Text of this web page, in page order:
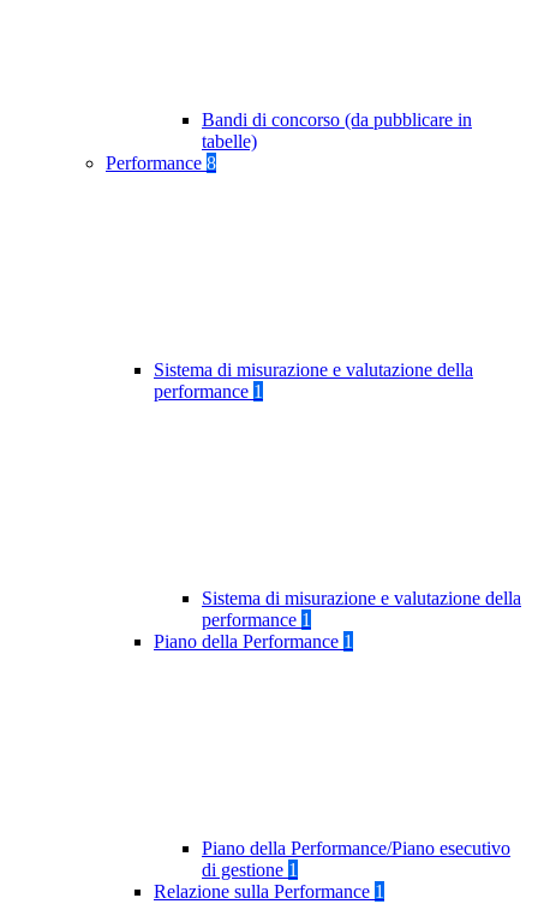
Bandi di concorso (da pubblicare in
tabelle)
Performance 8
Sistema di misurazione e valutazione della
performance 1
Sistema di misurazione e valutazione della
performance 1
Piano della Performance 1
Piano della Performance/Piano esecutivo
di gestione 1
Relazione sulla Performance 1